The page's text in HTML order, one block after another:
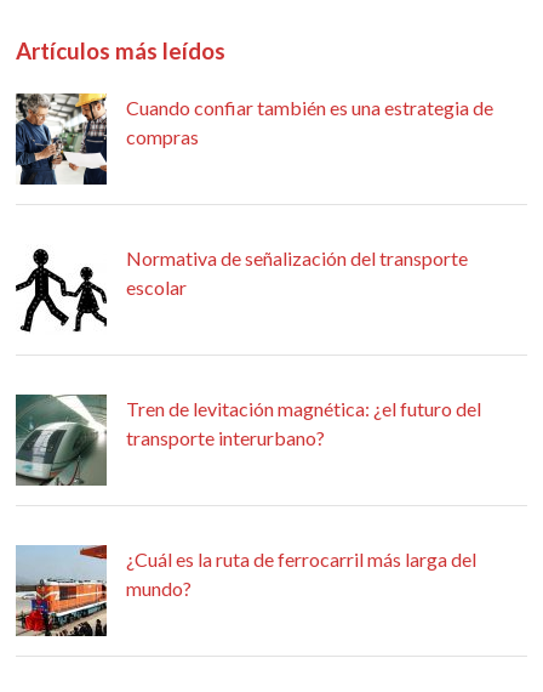
Artículos más leídos
Cuando confiar también es una estrategia de
compras
Normativa de señalización del transporte
escolar
Tren de levitación magnética: ¿el futuro del
transporte interurbano?
¿Cuál es la ruta de ferrocarril más larga del
mundo?